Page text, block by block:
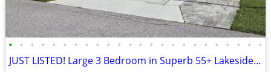
• • • • • • • • • • • • • • • • • • • • • • • •
JUST LISTED! Large 3 Bedroom in Superb 55+ Lakeside Community